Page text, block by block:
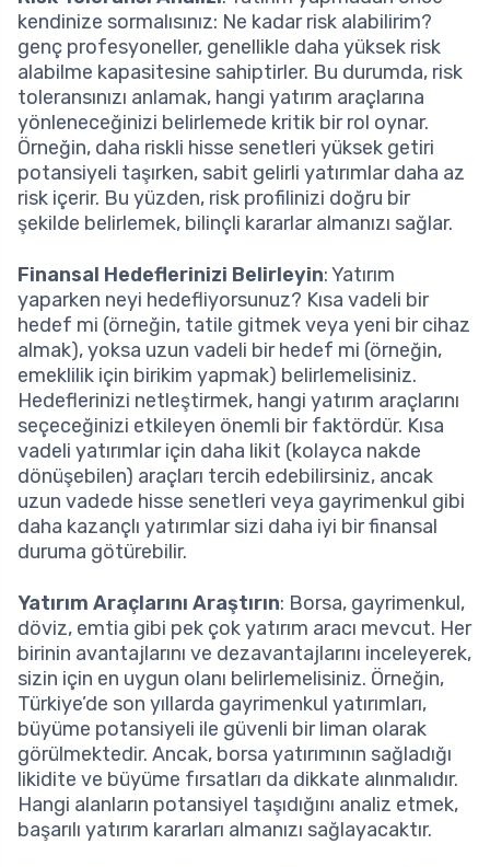
kendinize sormalısınız: Ne kadar risk alabilirim?
genç profesyoneller, genellikle daha yüksek risk
alabilme kapasitesine sahiptirler. Bu durumda, risk
toleransınızı anlamak, hangi yatırım araçlarına
yönleneceğinizi belirlemede kritik bir rol oynar.
Örneğin, daha riskli hisse senetleri yüksek getiri
potansiyeli taşırken, sabit gelirli yatırımlar daha az
risk içerir. Bu yüzden, risk profilinizi doğru bir
şekilde belirlemek, bilinçli kararlar almanızı sağlar.
Finansal Hedeflerinizi Belirleyin: Yatırım
yaparken neyi hedefliyorsunuz? Kısa vadeli bir
hedef mi (örneğin, tatile gitmek veya yeni bir cihaz
almak), yoksa uzun vadeli bir hedef mi (örneğin,
emeklilik için birikim yapmak) belirlemelisiniz.
Hedeflerinizi netleştirmek, hangi yatırım araçlarını
seçeceğinizi etkileyen önemli bir faktördür. Kısa
vadeli yatırımlar için daha likit (kolayca nakde
dönüşebilen) araçları tercih edebilirsiniz, ancak
uzun vadede hisse senetleri veya gayrimenkul gibi
daha kazançlı yatırımlar sizi daha iyi bir finansal
duruma götürebilir.
Yatırım Araçlarını Araştırın: Borsa, gayrimenkul,
döviz, emtia gibi pek çok yatırım aracı mevcut. Her
birinin avantajlarını ve dezavantajlarını inceleyerek,
sizin için en uygun olanı belirlemelisiniz. Örneğin,
Türkiye’de son yıllarda gayrimenkul yatırımları,
büyüme potansiyeli ile güvenli bir liman olarak
görülmektedir. Ancak, borsa yatırımının sağladığı
likidite ve büyüme fırsatları da dikkate alınmalıdır.
Hangi alanların potansiyel taşıdığını analiz etmek,
başarılı yatırım kararları almanızı sağlayacaktır.